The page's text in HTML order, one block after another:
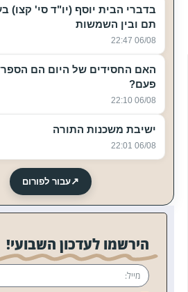
בדברי הבית יוסף (יו"ד סי' קצו)
תם ובין השמשות
06/08 22:47
האם החסידים של היום הם
פעם?
06/08 22:10
ישיבת משכנות התורה
06/08 22:01
↗עבור לפורום
הירשמו לעדכון השבועי!